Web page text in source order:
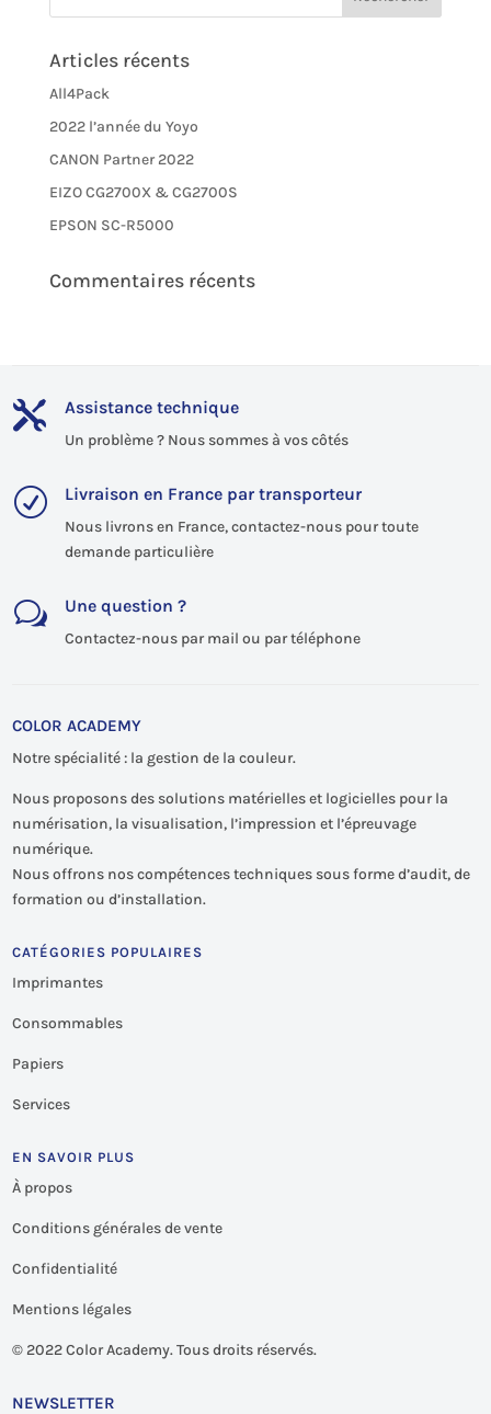
Articles récents
All4Pack
2022 l’année du Yoyo
CANON Partner 2022
EIZO CG2700X & CG2700S
EPSON SC-R5000
Commentaires récents
 Assistance technique
Un problème ? Nous sommes à vos côtés
R Livraison en France par transporteur
Nous livrons en France, contactez-nous pour toute
demande particulière
w Une question ?
Contactez-nous par mail ou par téléphone
COLOR ACADEMY
Notre spécialité : la gestion de la couleur.
Nous proposons des solutions matérielles et logicielles pour la
numérisation, la visualisation, l’impression et l’épreuvage
numérique.
Nous offrons nos compétences techniques sous forme d’audit, de
formation ou d’installation.
CATÉGORIES POPULAIRES
Imprimantes
Consommables
Papiers
Services
EN SAVOIR PLUS
À propos
Conditions générales de vente
Confidentialité
Mentions légales
© 2022 Color Academy. Tous droits réservés.
NEWSLETTER